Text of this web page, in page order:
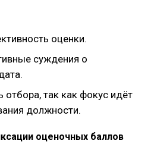
оценки.
суждения о
так как фокус идёт
должности.
оценочных баллов